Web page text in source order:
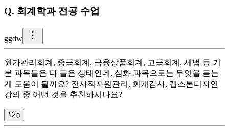
Q. 회계학과 전공 수업
ggdw
원가관리회계, 중급회계, 금융상품회계, 고급회계, 세법 등 기
본 과목들은 다 들은 상태인데, 심화 과목으로는 무엇을 듣는
게 도움이 될까요? 전사적자원관리, 회계감사, 캡스톤디자인
강의 중 어떤 것을 추천하시나요?
0